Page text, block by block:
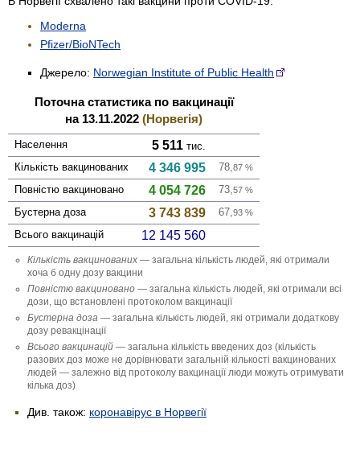
Moderna
Pfizer/BioNTech
Джерело: Norwegian Institute of Public Health
Поточна статистика по вакцинації
на 13.11.2022 (Норвегія)
Населення 5 511 тис.
Кількість вакци­нованих
4 346 995 78, 87 %
Повністю вакци­новано 4 054 726 73, 57 %
Бустерна доза 3 743 839 67, 93 %
Всього вакцинацій 12 145 560
Кількість вакци­нованих — загальна кількість людей, які отримали
хоча б одну дозу вакцини
Повністю вакци­новано — загальна кількість людей, які отримали всі
дози, що встановлені протоколом вакцинації
Бустерна доза — загальна кількість людей, які отримали додаткову
дозу ревакцінації
Всього вакцинацій — загальна кількість введених доз (кількість
разових доз може не дорівнювати загальній кількості вакцинованих
людей — залежно від протоколу вакцинації люди можуть отримувати
кілька доз)
Див. також: коронавірус в Норвегії